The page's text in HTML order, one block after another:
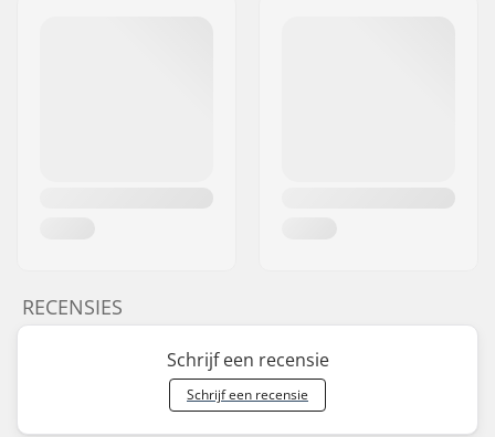
RECENSIES
Schrijf een recensie
Schrijf een recensie